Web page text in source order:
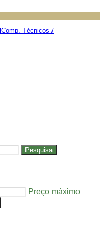
Comp. Técnicos /
Pesquisa
Preço máximo